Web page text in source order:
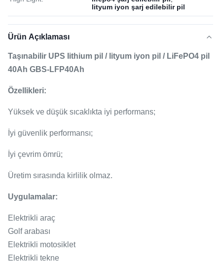
lityum iyon şarj edilebilir pil
Ürün Açıklaması
Taşınabilir UPS Iithium pil / lityum iyon pil / LiFePO4 pil
40Ah GBS-LFP40Ah
Özellikleri:
Yüksek ve düşük sıcaklıkta iyi performans;
İyi güvenlik performansı;
İyi çevrim ömrü;
Üretim sırasında kirlilik olmaz.
Uygulamalar:
Elektrikli araç
Golf arabası
Elektrikli motosiklet
Elektrikli tekne